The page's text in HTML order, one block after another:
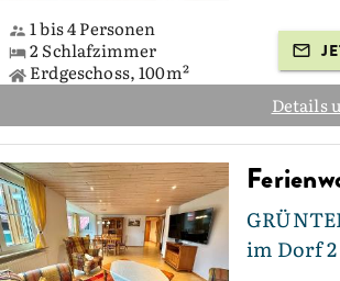
1 bis 4 Personen
2 Schlafzimmer
Erdgeschoss, 100m²
Details
im Dorf 2